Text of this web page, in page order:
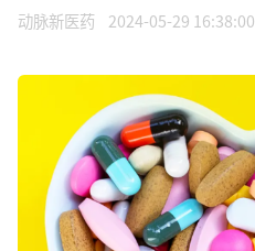
动脉新医药 2024-05-29 16:38:00